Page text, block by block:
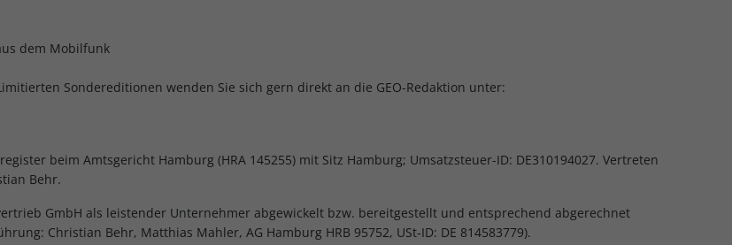
dem Mobilfunk
Sondereditionen wenden Sie sich gern direkt an die GEO-Redaktion unter:
beim Amtsgericht Hamburg (HRA 145255) mit Sitz Hamburg; Umsatzsteuer-ID: DE310194027. Vertreten
Behr.
GmbH als leistender Unternehmer abgewickelt bzw. bereitgestellt und entsprechend abgerechnet
Christian Behr, Matthias Mahler, AG Hamburg HRB 95752, USt‑ID: DE 814583779).